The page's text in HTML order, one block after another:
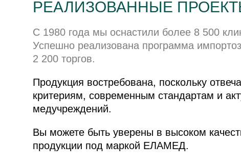
РЕАЛИЗОВАННЫЕ
С 1980 года мы оснастили более 8 500
Успешно реализована программа
2 200 торгов.
Продукция востребована, поскольку
критериям, современным стандартам и
медучреждений.
Вы можете быть уверены в высоком
продукции под маркой ЕЛАМЕД.